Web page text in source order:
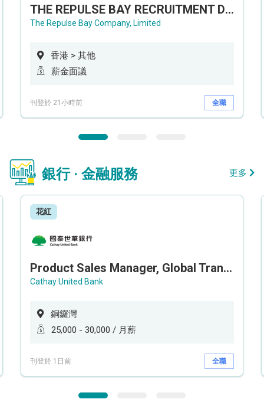
THE REPULSE BAY RECRUITMENT DAY 淺水灣影灣園人才招聘會
The Repulse Bay Company, Limited
香港 > 其他
薪金面議
刊登於 21小時前 全職
銀行 · 金融服務 更多
花紅
Product Sales Manager, Global Transaction Service (GTS)
Cathay United Bank
銅鑼灣
25,000 - 30,000 / 月薪
刊登於 1日前 全職